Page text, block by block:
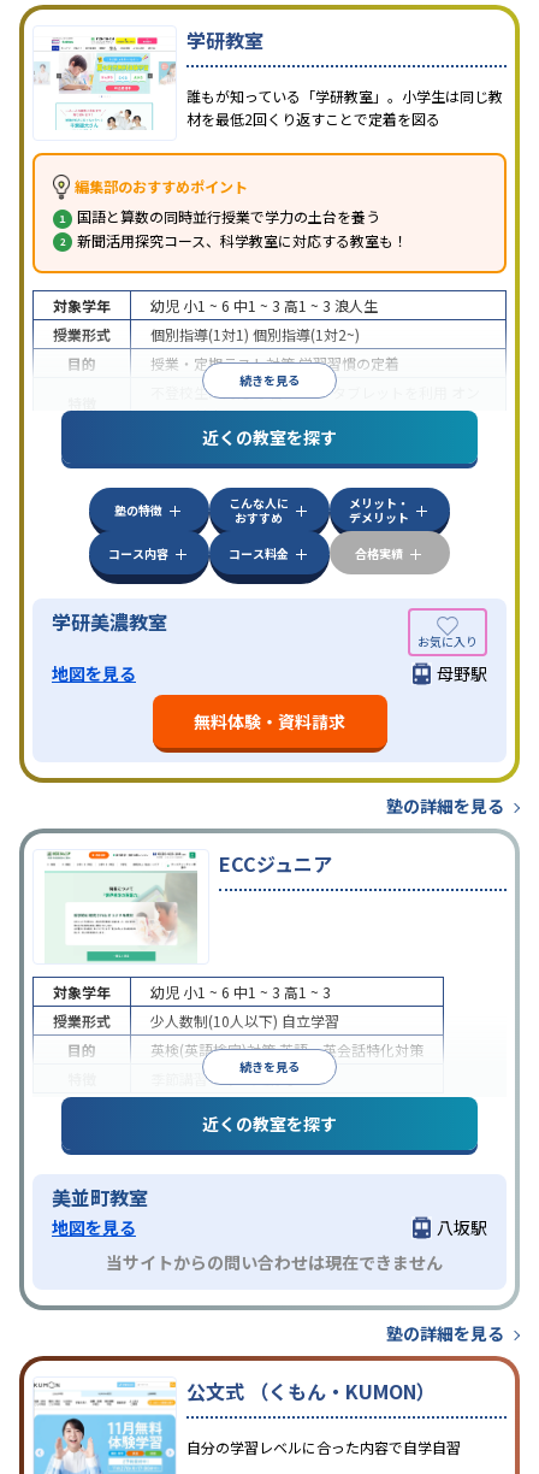
学研教室
誰もが知っている「学研教室」。小学生は同じ教
材を最低2回くり返すことで定着を図る
編集部のおすすめポイント
国語と算数の同時並行授業で学力の土台を養う
新聞活用探究コース、科学教室に対応する教室も！
続きを見る
対象学年 幼児 小1 ~ 6 中1 ~ 3 高1 ~ 3 浪人生
授業形式
個別指導(1対1) 個別指導(1対2~)
目的
授業・定期テスト対策学習習慣の定着
不登校生に対応学習にPC・タブレットを利用
ライン対応
近くの教室を探す
塾の特徴
こんな人に
おすすめ
メリット・
デメリット
コース内容
コース料金 合格実績
学研美濃教室
地図を見る
母野駅
無料体験・資料請求
塾の詳細を見る
ECCジュニア
続きを見る
対象学年 幼児 小1 ~ 6 中1 ~ 3 高1 ~ 3
授業形式
少人数制(10人以下) 自立学習
目的
英検(英語検定)対策英語・英会話特化対策
季節講習のみの受講可
近くの教室を探す
美並町教室
地図を見る
八坂駅
当サイトからの問い合わせは現在できません
塾の詳細を見る
公文式 （くもん・KUMON）
自分の学習レベルに合った内容で自学自習